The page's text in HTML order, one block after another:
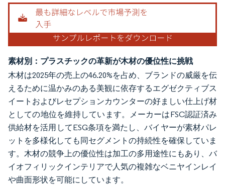
素材別：プラスチックの革新が木材の優位性に挑戦
木材は2025年の売上の46.20%を占め、ブランドの威厳を伝
えるために温かみのある美観に依存するエグゼクティブス
イートおよびレセプションカウンターの好ましい仕上げ材
としての地位を維持しています。メーカーはFSC認証済み
供給材を活用してESG条項を満たし、バイヤーが素材パレ
ットを多様化しても同セグメントの持続性を確保していま
す。木材の競争上の優位性は加工の多用途性にもあり、バ
イオフィリックインテリアで人気の複雑なベニヤインレイ
や曲面形状を可能にしています。